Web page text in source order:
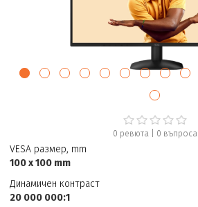
0 ревюта| 0 въпроса
VESA размер, mm
100 x 100 mm
Динамичен контраст
20 000 000:1